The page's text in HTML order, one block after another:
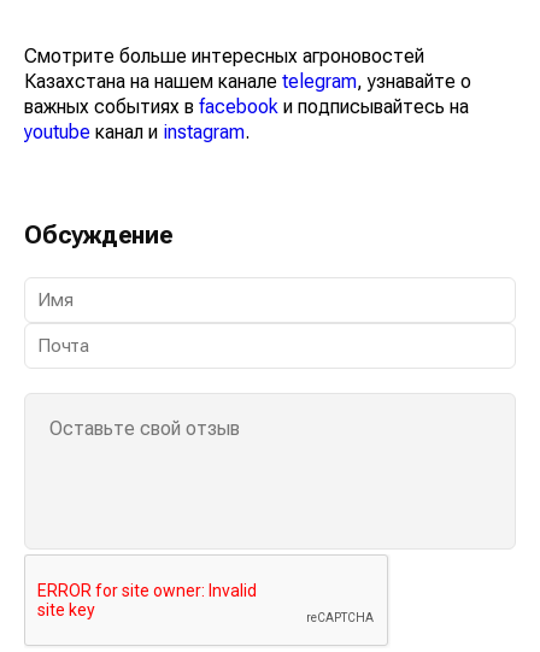
Смотрите больше интересных агроновостей
Казахстана на нашем канале telegram, узнавайте о
важных событиях в facebook и подписывайтесь на
youtube канал и instagram.
Обсуждение